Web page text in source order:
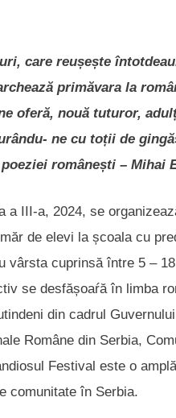
care reușește
primăvara la
oferă, nouă tuturor,
ne cu toții de
românești – Mihai
a III-a, 2024, se
de elevi la școala cu
vârsta cuprinsă între 5 –
se desfășoaŕă în limba
din cadrul
Române din Serbia,
Festival este o
comunitate în Serbia.